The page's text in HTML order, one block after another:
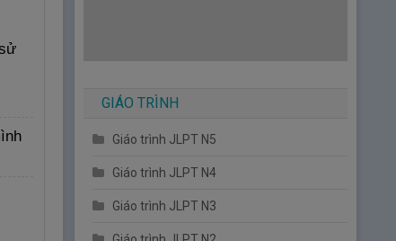
GIÁO TRÌNH
Giáo trình JLPT N5
Giáo trình JLPT N4
Giáo trình JLPT N3